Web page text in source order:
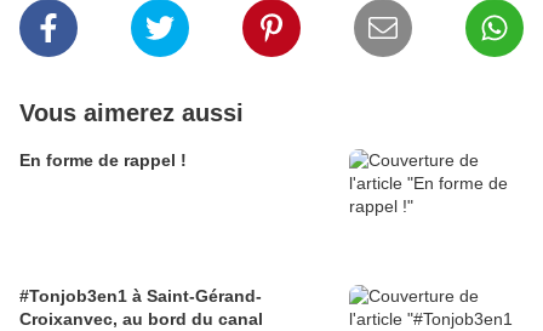
Vous aimerez aussi
En forme de rappel !
#Tonjob3en1 à Saint-Gérand-
Croixanvec, au bord du canal